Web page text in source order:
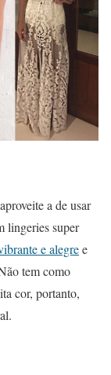
a de usar
lingeries super
e alegree
tem como
cor, portanto,